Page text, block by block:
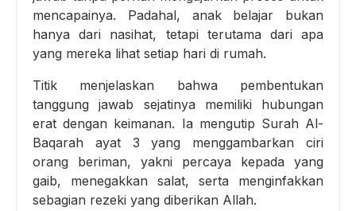
mencapainya. Padahal, anak belajar bukan
hanya dari nasihat, tetapi terutama dari apa
yang mereka lihat setiap hari di rumah.
Titik menjelaskan bahwa pembentukan
tanggung jawab sejatinya memiliki hubungan
erat dengan keimanan. Ia mengutip Surah Al-
Baqarah ayat 3 yang menggambarkan ciri
orang beriman, yakni percaya kepada yang
gaib, menegakkan salat, serta menginfakkan
sebagian rezeki yang diberikan Allah.